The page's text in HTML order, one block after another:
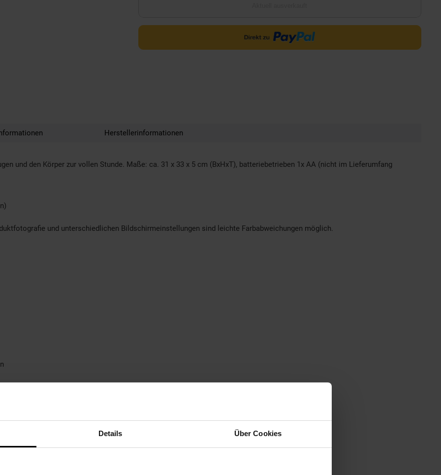
Details Über Cookies
Herstellerinformationen
und den Körper zur vollen Stunde. Maße: ca. 31 x 33 x 5 cm (BxHxT), batteriebetrieben 1x AA (nicht im Lieferumfang
und unterschiedlichen Bildschirmeinstellungen sind leichte Farbabweichungen möglich.